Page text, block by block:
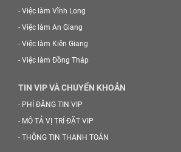
- Việc làm Vĩnh Long
- Việc làm An Giang
- Việc làm Kiên Giang
- Việc làm Đồng Tháp
TIN VIP VÀ CHUYỂN KHOẢN
- PHÍ ĐĂNG TIN VIP
- MÔ TẢ VỊ TRÍ ĐẶT VIP
- THÔNG TIN THANH TOÁN